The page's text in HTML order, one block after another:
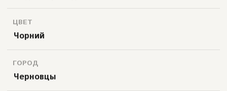
ЦВЕТ
Чорний
ГОРОД
Черновцы